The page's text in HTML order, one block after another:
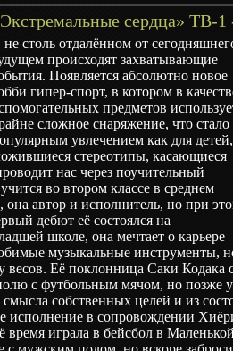
столь отдалённом от
происходят захватывающие
Появляется абсолютно новое
гипер-спорт, в котором в
предметов
сложное снаряжение, что стало
увлечением как для
стереотипы, касающиеся
нас через поучительный
во втором классе в среднем
она автор и исполнитель, но при
дебют её состоялся на
школе, она мечтает о карьере
музыкальные инструменты,
весов. Её поклонница Саки Кодака
с футбольным мячом, но позже
собственных целей и из
исполнение в сопровождении
играла в бейсбол в